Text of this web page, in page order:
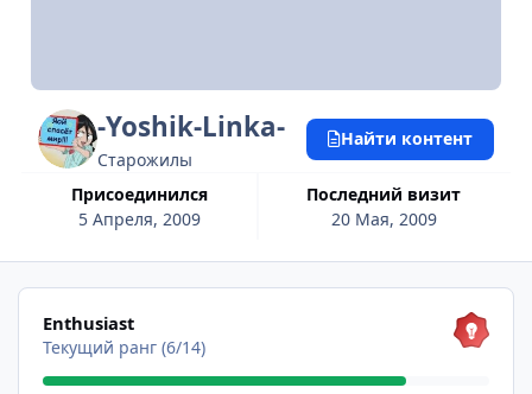
-Yoshik-Linka-
Старожилы
Присоединился
5 Апреля, 2009
Последний визит
20 Мая, 2009
Найти контент
Посмотреть все
Enthusiast
Текущий ранг (6/14)